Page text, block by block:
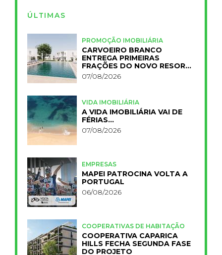
ÚLTIMAS
PROMOÇÃO IMOBILIÁRIA
CARVOEIRO BRANCO
ENTREGA PRIMEIRAS
FRAÇÕES DO NOVO RESORT
PRIMELIFE
07/08/2026
VIDA IMOBILIÁRIA
A VIDA IMOBILIÁRIA VAI DE
FÉRIAS…
07/08/2026
EMPRESAS
MAPEI PATROCINA VOLTA A
PORTUGAL
06/08/2026
COOPERATIVAS DE HABITAÇÃO
COOPERATIVA CAPARICA
HILLS FECHA SEGUNDA FASE
DO PROJETO